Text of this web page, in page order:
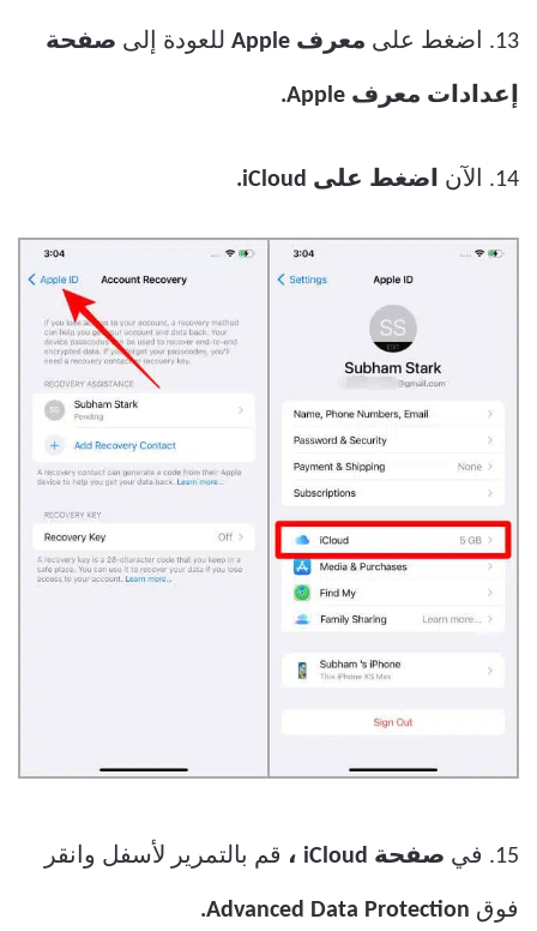
13. اضغط على معرف Apple للعودة إلى صفحة
إعدادات معرف Apple.
14. الآن اضغط على iCloud.
15. في صفحة iCloud ، قم بالتمرير لأسفل وانقر
فوق